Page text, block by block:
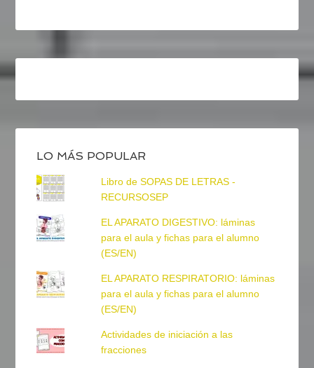
LO MÁS POPULAR
Libro de SOPAS DE LETRAS -
RECURSOSEP
EL APARATO DIGESTIVO: láminas
para el aula y fichas para el alumno
(ES/EN)
EL APARATO RESPIRATORIO: láminas
para el aula y fichas para el alumno
(ES/EN)
Actividades de iniciación a las
fracciones